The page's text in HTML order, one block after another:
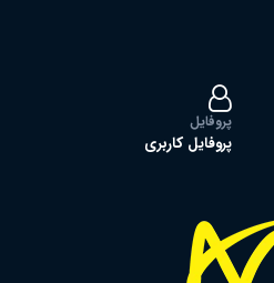
پروفایل
پروفایل کاربری